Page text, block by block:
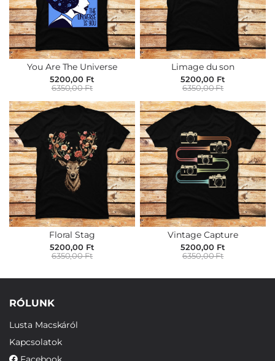
You Are The Universe
5200,00 Ft
6350,00 Ft
Limage du son
5200,00 Ft
6350,00 Ft
Floral Stag
5200,00 Ft
6350,00 Ft
Vintage Capture
5200,00 Ft
6350,00 Ft
RÓLUNK
Lusta Macskáról
Kapcsolatok